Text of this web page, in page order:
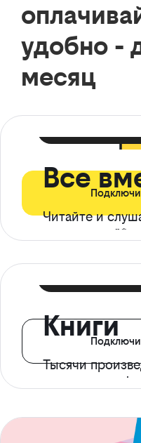
удобно -
месяц
Все
Читайте и
ограничений*
Книги
Тысячи
с доступом